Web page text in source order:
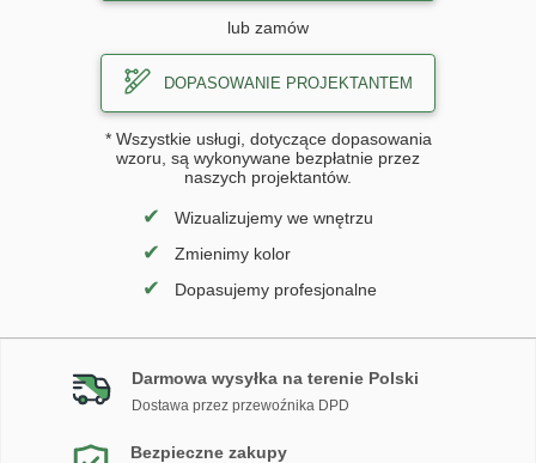
lub zamów
DOPASOWANIE PROJEKTANTEM
* Wszystkie usługi, dotyczące dopasowania
wzoru, są wykonywane bezpłatnie przez
naszych projektantów.
✔ Wizualizujemy we wnętrzu
✔ Zmienimy kolor
✔ Dopasujemy profesjonalne
Darmowa wysyłka na terenie Polski
Dostawa przez przewoźnika DPD
Bezpieczne zakupy